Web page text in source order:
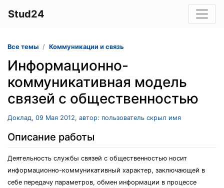
Stud24
Все темы Коммуникации и связь
Информационно-
коммуникативная модель
связей с общественностью
Доклад, 09 Мая 2012, автор: пользователь скрыл имя
Описание работы
Деятельность службы связей с общественностью носит
информационно-коммуникативный характер, заключающей в
себе передачу параметров, обмен информации в процессе